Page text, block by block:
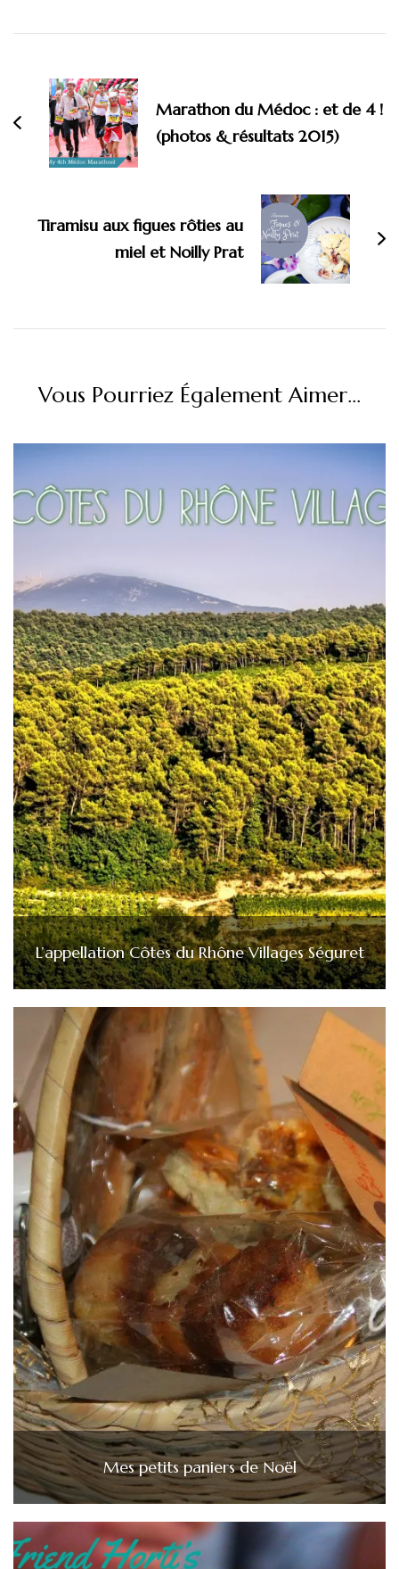
Marathon du Médoc : et de 4 !
(photos & résultats 2015)
Tiramisu aux figues rôties au
miel et Noilly Prat
Vous Pourriez Également Aimer...
L’appellation Côtes du Rhône Villages Séguret
Mes petits paniers de Noël